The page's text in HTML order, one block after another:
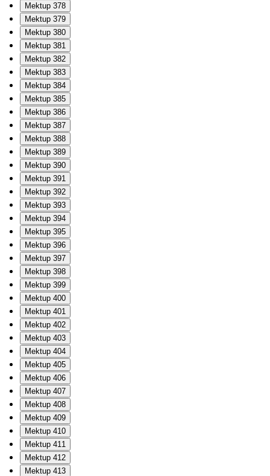
Mektup 378
Mektup 379
Mektup 380
Mektup 381
Mektup 382
Mektup 383
Mektup 384
Mektup 385
Mektup 386
Mektup 387
Mektup 388
Mektup 389
Mektup 390
Mektup 391
Mektup 392
Mektup 393
Mektup 394
Mektup 395
Mektup 396
Mektup 397
Mektup 398
Mektup 399
Mektup 400
Mektup 401
Mektup 402
Mektup 403
Mektup 404
Mektup 405
Mektup 406
Mektup 407
Mektup 408
Mektup 409
Mektup 410
Mektup 411
Mektup 412
Mektup 413